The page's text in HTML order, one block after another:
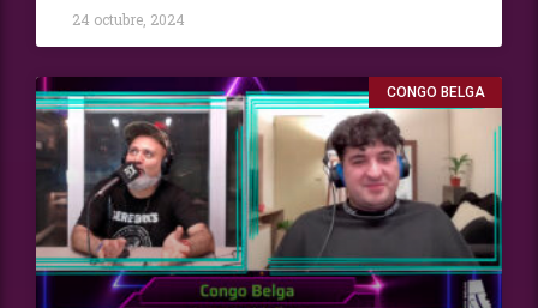
24 octubre, 2024
CONGO BELGA